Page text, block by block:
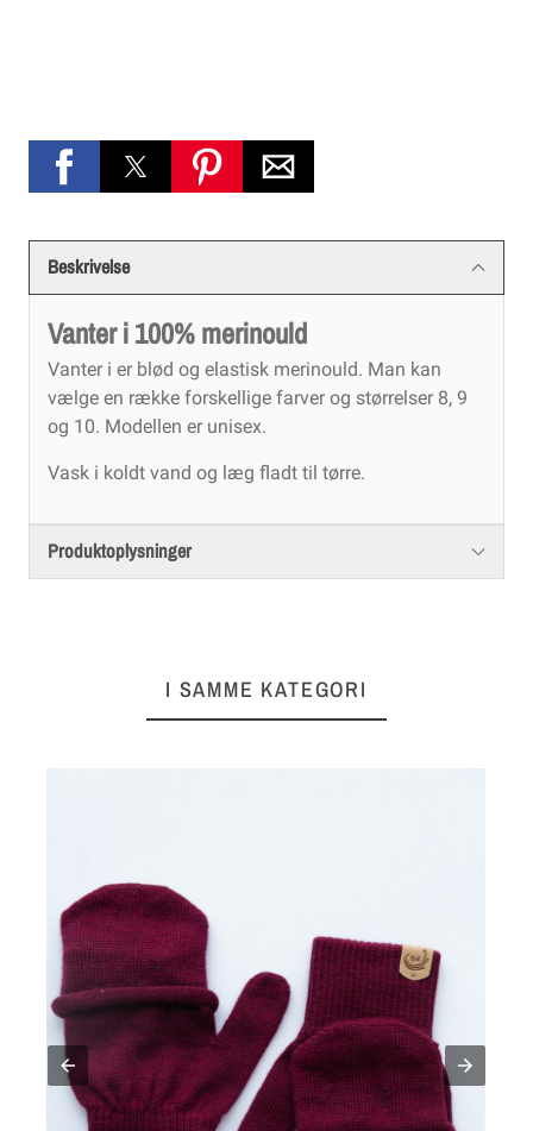
Beskrivelse
Vanter i 100% merinould
Vanter i er blød og elastisk merinould. Man kan
vælge en række forskellige farver og størrelser 8, 9
og 10. Modellen er unisex.
Vask i koldt vand og læg fladt til tørre.
Produktoplysninger
I SAMME KATEGORI